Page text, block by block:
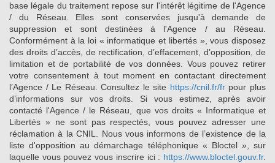
base légale du traitement repose sur l'intérêt légitime de l'Agence
/ du Réseau. Elles sont conservées jusqu'à demande de
suppression et sont destinées à l'Agence / au Réseau.
Conformément à la loi « informatique et libertés », vous disposez
des droits d’accès, de rectification, d’effacement, d’opposition, de
limitation et de portabilité de vos données. Vous pouvez retirer
votre consentement à tout moment en contactant directement
l’Agence / Le Réseau. Consultez le site https://cnil.fr/frpour plus
d’informations sur vos droits. Si vous estimez, après avoir
contacté l'Agence / le Réseau, que vos droits « Informatique et
Libertés » ne sont pas respectés, vous pouvez adresser une
réclamation à la CNIL. Nous vous informons de l’existence de la
liste d'opposition au démarchage téléphonique « Bloctel », sur
laquelle vous pouvez vous inscrire ici : https://www.bloctel.gouv.fr.